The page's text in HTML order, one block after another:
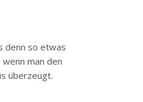
denn so etwas
man den
überzeugt.